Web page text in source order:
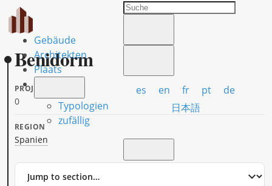
Gebäude
Architekten
Plaats
Typologien
zufällig
es en fr pt
de
日本語
Benidorm
PROJECTS
0
REGION
Spanien
Jump